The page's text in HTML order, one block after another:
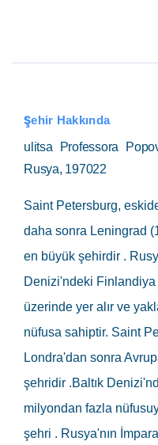
Şehir Hakkında
ulitsa Professora
Rusya, 197022
Saint Petersburg,
daha sonra Leningrad
en büyük şehirdir .
Denizi'ndeki
üzerinde yer alır ve
nüfusa sahiptir. Saint
Londra'dan sonra
şehridir .Baltık
milyondan fazla
şehri . Rusya'nın